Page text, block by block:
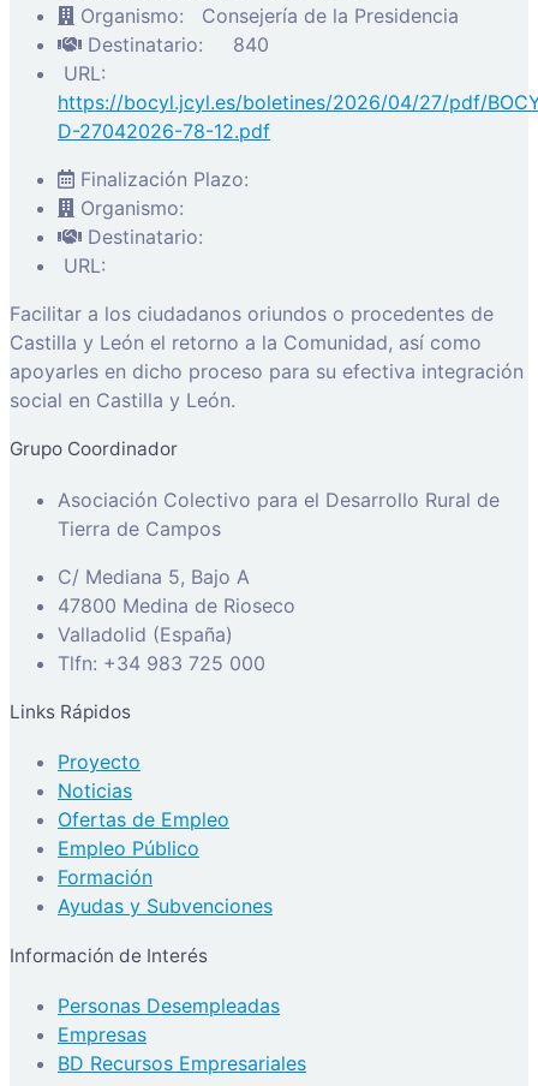
Organismo:
Consejería de la Presidencia
Destinatario:
840
URL:
https://bocyl.jcyl.es/boletines/2026/04/27/pdf/
D-27042026-78-12.pdf
Finalización Plazo:
Organismo:
Destinatario:
URL:
Facilitar a los ciudadanos oriundos o procedentes de
Castilla y León el retorno a la Comunidad, así como
apoyarles en dicho proceso para su efectiva integración
social en Castilla y León.
Grupo Coordinador
Asociación Colectivo para el Desarrollo Rural de
Tierra de Campos
C/ Mediana 5, Bajo A
47800 Medina de Rioseco
Valladolid (España)
Tlfn: +34 983 725 000
Links Rápidos
Proyecto
Noticias
Ofertas de Empleo
Empleo Público
Formación
Ayudas y Subvenciones
Información de Interés
Personas Desempleadas
Empresas
BD Recursos Empresariales